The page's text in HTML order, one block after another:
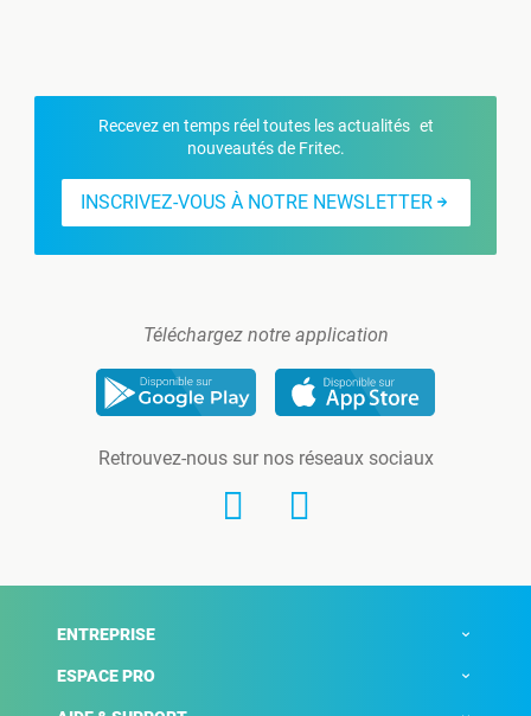
Recevez en temps réel toutes les actualités et
nouveautés de Fritec.
INSCRIVEZ-VOUS À NOTRE NEWSLETTER
Téléchargez notre application
Retrouvez-nous sur nos réseaux sociaux
ENTREPRISE
ESPACE PRO